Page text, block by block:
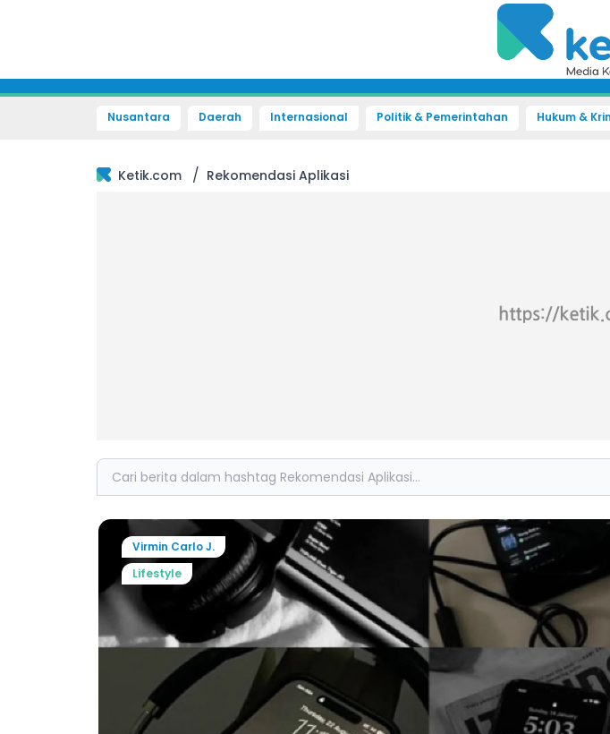
Nusantara Daerah Internasional Politik & Pemerintahan Hukum &
Ketik.com / Rekomendasi Aplikasi
Search
Virmin Carlo J.
Lifestyle